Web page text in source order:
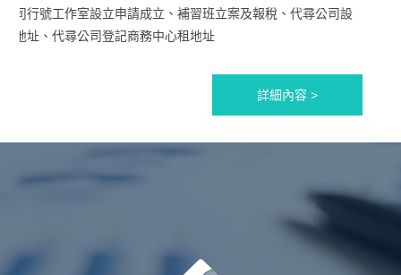
公司行號工作室設立申請成立、補習班立案及報稅、代尋公司設
立地址、代尋公司登記商務中心租地址
詳細內容 >